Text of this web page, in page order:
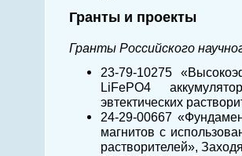
Гранты и проекты
Гранты Российского
23-79-10275
LiFePO4
эвтектических
24-29-00667
магнитов с
растворителей»,